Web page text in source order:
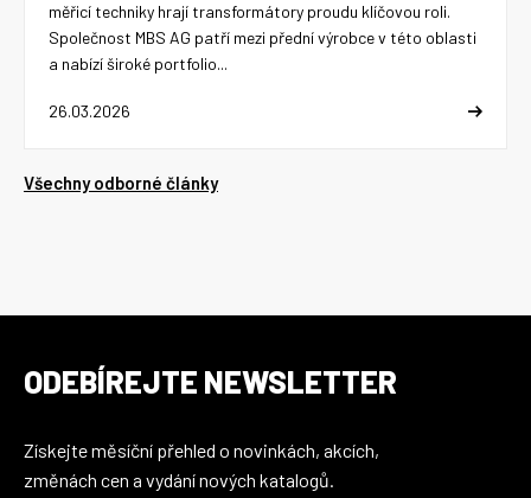
26.03.2026
měřicí techniky hrají transformátory proudu klíčovou roli.
Společnost MBS AG patří mezi přední výrobce v této oblasti
a nabízí široké portfolio...
Všechny odborné články
ODEBÍREJTE NEWSLETTER
Získejte měsíční přehled o novinkách, akcích,
změnách cen a vydání nových katalogů.